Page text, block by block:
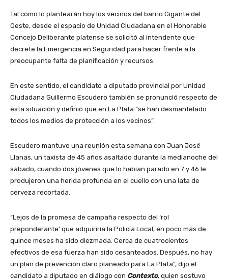
Tal como lo plantearán hoy los vecinos del barrio Gigante del
Oeste, desde el espacio de Unidad Ciudadana en el Honorable
Concejo Deliberante platense se solicitó al intendente que
decrete la Emergencia en Seguridad para hacer frente a la
preocupante falta de planificación y recursos.
En este sentido, el candidato a diputado provincial por Unidad
Ciudadana Guillermo Escudero también se pronunció respecto de
esta situación y definió que en La Plata “se han desmantelado
todos los medios de protección a los vecinos”.
Escudero mantuvo una reunión esta semana con Juan José
Llanas, un taxista de 45 años asaltado durante la medianoche del
sábado, cuando dos jóvenes que lo habían parado en 7 y 46 le
produjeron una herida profunda en el cuello con una lata de
cerveza recortada.
“Lejos de la promesa de campaña respecto del ‘rol
preponderante’ que adquiriría la Policía Local, en poco más de
quince meses ha sido diezmada. Cerca de cuatrocientos
efectivos de esa fuerza han sido cesanteados. Después, no hay
un plan de prevención claro planeado para La Plata”, dijo el
candidato a diputado en diálogo con Contexto, quien sostuvo